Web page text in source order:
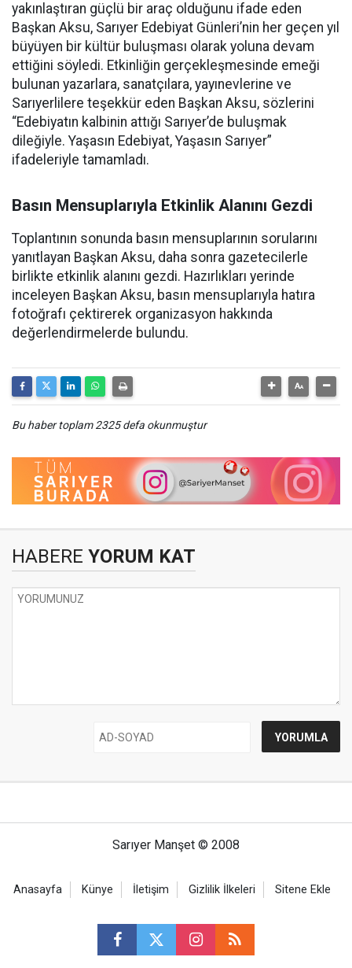
yakınlaştıran güçlü bir araç olduğunu ifade eden
Başkan Aksu, Sarıyer Edebiyat Günleri’nin her geçen yıl
büyüyen bir kültür buluşması olarak yoluna devam
ettiğini söyledi. Etkinliğin gerçekleşmesinde emeği
bulunan yazarlara, sanatçılara, yayınevlerine ve
Sarıyerlilere teşekkür eden Başkan Aksu, sözlerini
“Edebiyatın kalbinin attığı Sarıyer’de buluşmak
dileğiyle. Yaşasın Edebiyat, Yaşasın Sarıyer”
ifadeleriyle tamamladı.
Basın Mensuplarıyla Etkinlik Alanını Gezdi
Toplantının sonunda basın mensuplarının sorularını
yanıtlayan Başkan Aksu, daha sonra gazetecilerle
birlikte etkinlik alanını gezdi. Hazırlıkları yerinde
inceleyen Başkan Aksu, basın mensuplarıyla hatıra
fotoğrafı çektirerek organizasyon hakkında
değerlendirmelerde bulundu.
Bu haber toplam 2325 defa okunmuştur
HABERE YORUM KAT
Sarıyer Manşet © 2008
Anasayfa Künye İletişim Gizlilik İlkeleri Sitene Ekle